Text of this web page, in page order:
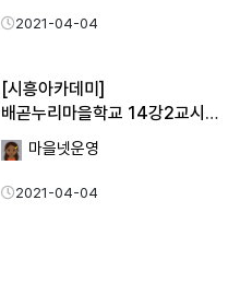
2021-04-04
[시흥아카데미]
배곧누리마을학교 14강2교시
「식물번식…
마을넷운영
2021-04-04